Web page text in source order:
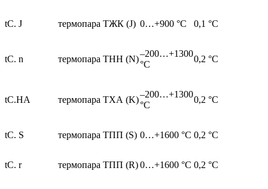
tC. J термопара ТЖК (J) 0…+900 °С 0,1 °С
tC. n термопара ТНН (N)
–200…+1300
°С
0,2 °С
tC.HA термопара ТХА (K)
–200…+1300
°С
0,2 °С
tC. S термопара ТПП (S) 0…+1600 °C 0,2 °С
tC. r термопара ТПП (R)0…+1600 °C 0,2 °С